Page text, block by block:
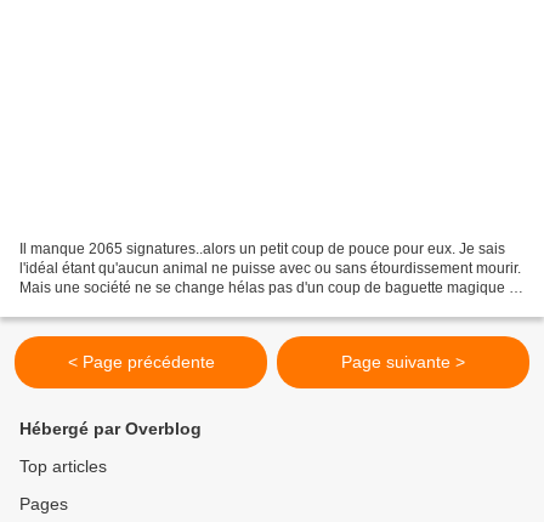
Il manque 2065 signatures..alors un petit coup de pouce pour eux. Je sais
l'idéal étant qu'aucun animal ne puisse avec ou sans étourdissement mourir.
Mais une société ne se change hélas pas d'un coup de baguette magique et
< Page précédente Page suivante >
Hébergé par Overblog
Top articles
Pages